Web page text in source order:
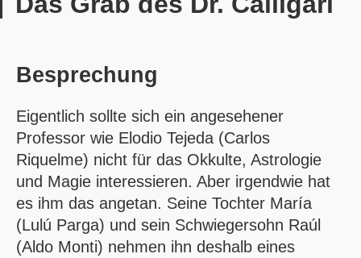
Besprechung
Eigentlich sollte sich ein angesehener
Professor wie Elodio Tejeda (Carlos
Riquelme) nicht für das Okkulte, Astrologie
und Magie interessieren. Aber irgendwie hat
es ihm das angetan. Seine Tochter María
(Lulú Parga) und sein Schwiegersohn Raúl
(Aldo Monti) nehmen ihn deshalb eines